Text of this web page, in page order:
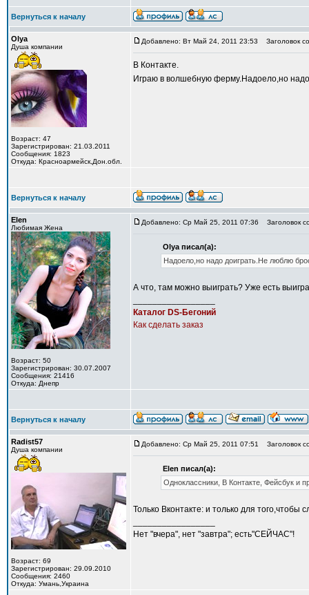
Вернуться к началу
Olya
Душа компании
Возраст: 47
Зарегистрирован: 21.03.2011
Сообщения: 1823
Откуда: Красноармейск,Дон.обл.
Добавлено: Вт Май 24, 2011 23:53 Заголовок
В Контакте.
Играю в волшебную ферму.Надоело,но
Вернуться к началу
Elen
Любимая Жена
Возраст: 50
Зарегистрирован: 30.07.2007
Сообщения: 21416
Откуда: Днепр
Добавлено: Ср Май 25, 2011 07:36 Заголовок
Olya писал(а):
Надоело,но надо доиграть.Не люблю
А что, там можно выиграть? Уже есть
Каталог DS-Бегоний
Как сделать заказ
Вернуться к началу
Radist57
Душа компании
Возраст: 69
Зарегистрирован: 29.09.2010
Сообщения: 2460
Откуда: Умань,Украина
Добавлено: Ср Май 25, 2011 07:51 Заголовок
Elen писал(а):
Одноклассники, В Контакте, Фейсбук и
Только Вконтакте: и только для
Нет "вчера", нет "завтра"; есть"СЕЙЧАС"!